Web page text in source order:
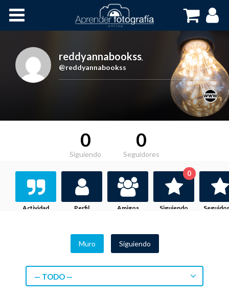
Cursos OnLine
reddyannabookss,
@reddyannabookss
0
Siguiendo
0
Seguidores
Actividad Perfil Amigos Siguiendo
0
Muro Siguiendo
— TODO —